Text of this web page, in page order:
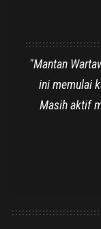
"Mantan
ini memulai
Masih aktif